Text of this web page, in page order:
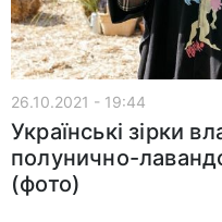
26.10.2021 - 19:44
Українські зірки
полунично-
(фото)